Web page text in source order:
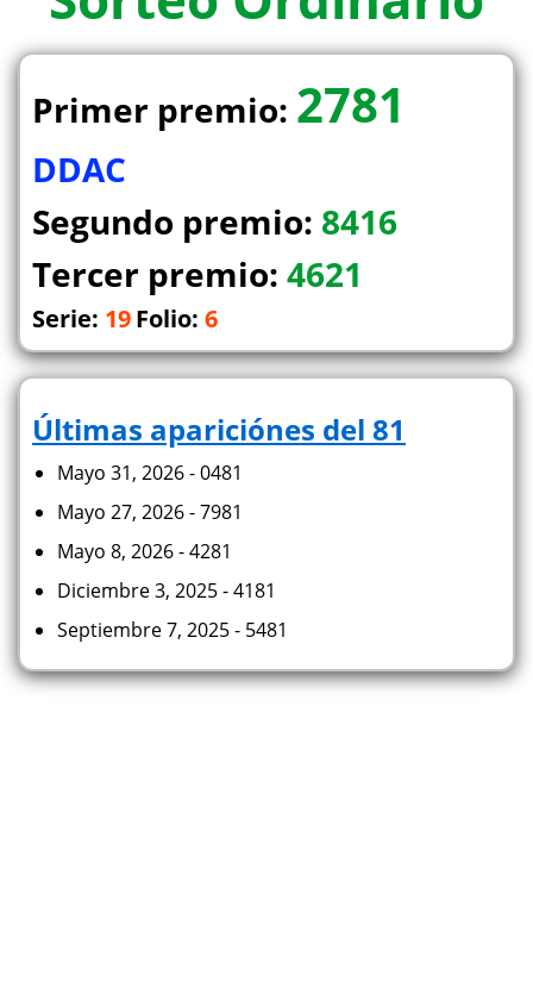
Primer premio: 2781
DDAC
Segundo premio: 8416
Tercer premio: 4621
Serie: 19Folio: 6
Últimas apariciónes del 81
Mayo 31, 2026 - 0481
Mayo 27, 2026 - 7981
Mayo 8, 2026 - 4281
Diciembre 3, 2025 - 4181
Septiembre 7, 2025 - 5481